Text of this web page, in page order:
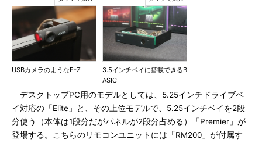
USBカメラのようなE-Z
3.5インチベイに搭載できるB
ASIC
デスクトップPC用のモデルとしては、5.25インチドライブベ
イ対応の「Elite」と、その上位モデルで、5.25インチベイを2段
分使う（本体は1段分だがパネルが2段分占める）「Premier」が
登場する。こちらのリモコンユニットには「RM200」が付属す